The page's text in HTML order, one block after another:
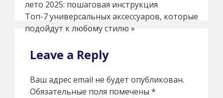
лето 2025: пошаговая инструкция
Топ-7 универсальных аксессуаров, которые
подойдут к любому стилю »
Leave a Reply
Ваш адрес email не будет опубликован.
Обязательные поля помечены *